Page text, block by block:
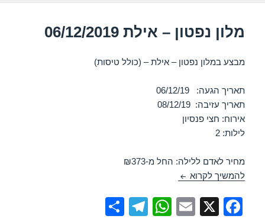
מלון נפטון – אילת 06/12/2019
מבצע במלון נפטון – אילת – (כולל טיסות)
תאריך הגעה: 06/12/19
תאריך עזיבה: 08/12/19
אירוח: חצי פנסיון
לילות: 2
מחיר לאדם ללילה: החל מ-₪373
להמשיך לקרוא מלון נפטון – אילת 06/12/2019
F
X
E
W
T